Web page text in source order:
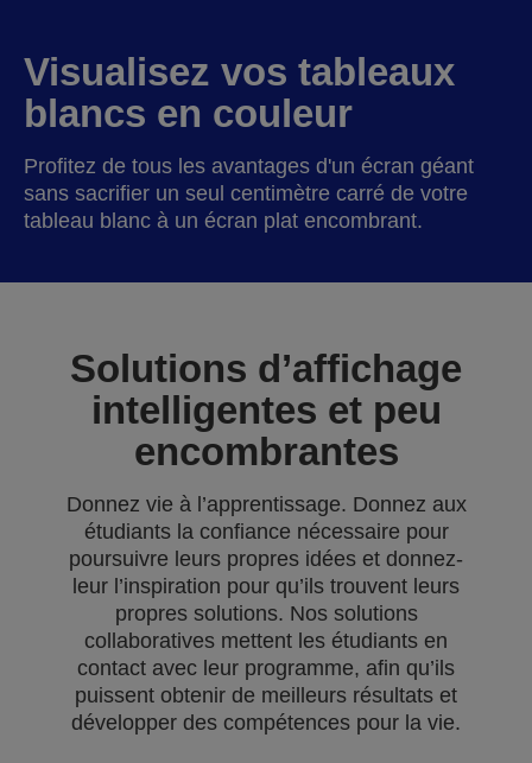
Visualisez vos tableaux
blancs en couleur
Profitez de tous les avantages d'un écran géant
sans sacrifier un seul centimètre carré de votre
tableau blanc à un écran plat encombrant.
Solutions d’affichage
intelligentes et peu
encombrantes
Donnez vie à l’apprentissage. Donnez aux
étudiants la confiance nécessaire pour
poursuivre leurs propres idées et donnez-
leur l’inspiration pour qu’ils trouvent leurs
propres solutions. Nos solutions
collaboratives mettent les étudiants en
contact avec leur programme, afin qu’ils
puissent obtenir de meilleurs résultats et
développer des compétences pour la vie.